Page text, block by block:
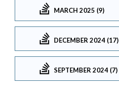
MARCH 2025 (9)
DECEMBER 2024 (17)
SEPTEMBER 2024 (7)